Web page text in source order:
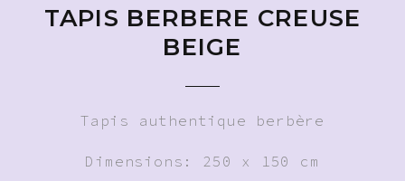
TAPIS BERBERE CREUSE
BEIGE
Tapis authentique berbère
Dimensions: 250 x 150 cm